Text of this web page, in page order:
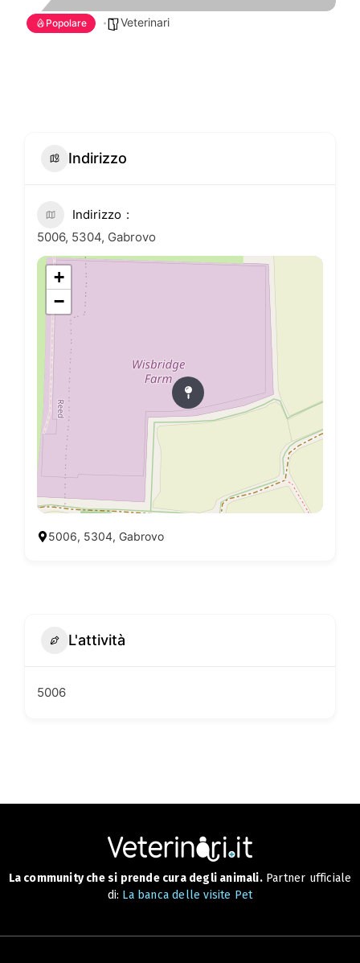
Popolare Veterinari
Indirizzo
Indirizzo
5006, 5304, Gabrovo
+
−
5006, 5304, Gabrovo
L'attività
5006
La community che si prende cura degli animali.Partner ufficiale
di: La banca delle visite Pet